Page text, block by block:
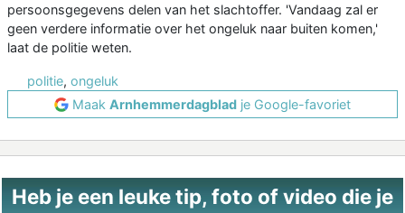
persoonsgegevens delen van het slachtoffer. 'Vandaag zal er
geen verdere informatie over het ongeluk naar buiten komen,'
laat de politie weten.
politie, ongeluk
Maak Arnhemmerdagblad je Google-favoriet
Heb je een leuke tip, foto of video die je